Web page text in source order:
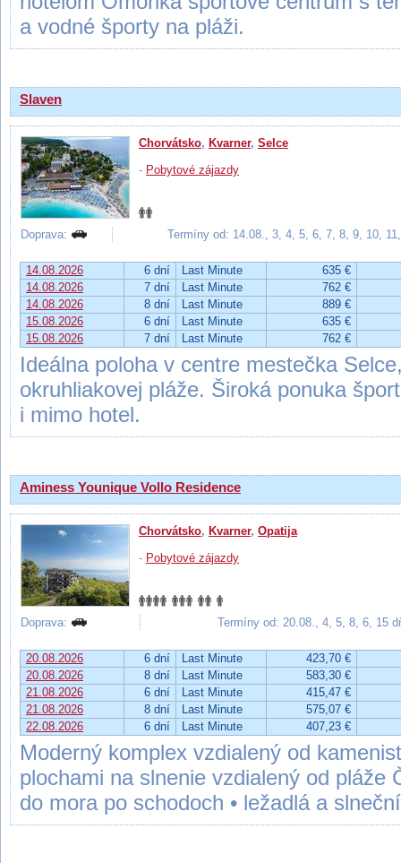
a vodné športy na pláži.
Slaven
Chorvátsko, Kvarner, Selce
- Pobytové zájazdy
Doprava: Termíny od: 14.08., 3, 4, 5, 6, 7, 8, 9, 10,
14.08.2026 6 dní Last Minute
635 €
14.08.2026
7 dní Last Minute
762 €
14.08.2026
8 dní Last Minute
889 €
15.08.2026
6 dní Last Minute
635 €
15.08.2026
7 dní Last Minute 762 €
Ideálna poloha v centre mestečka
okruhliakovej pláže. Široká ponuka
i mimo hotel.
Aminess Younique Vollo Residence
Chorvátsko, Kvarner, Opatija
- Pobytové zájazdy
Doprava: Termíny od: 20.08., 4, 5, 8, 6, 15
20.08.2026 6 dní Last Minute
423,70 €
20.08.2026
8 dní Last Minute
583,30 €
21.08.2026
6 dní Last Minute
415,47 €
21.08.2026
8 dní Last Minute
575,07 €
22.08.2026
6 dní Last Minute 407,23 €
Moderný komplex vzdialený od
plochami na slnenie vzdialený od pláže
do mora po schodoch • ležadlá a